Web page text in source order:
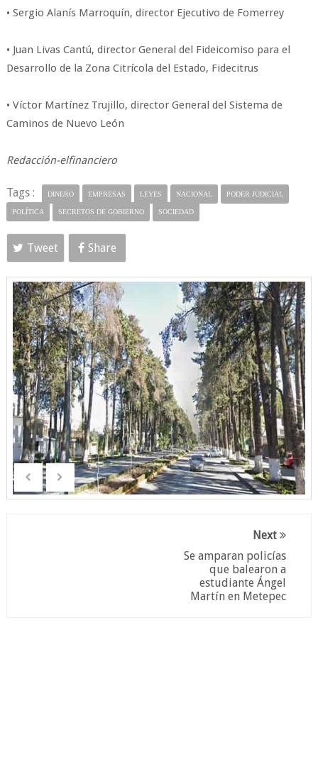
• Sergio Alanís Marroquín, director Ejecutivo de Fomerrey
• Juan Livas Cantú, director General del Fideicomiso para el
Desarrollo de la Zona Citrícola del Estado, Fidecitrus
• Víctor Martínez Trujillo, director General del Sistema de
Caminos de Nuevo León
Redacción-elfinanciero
Tags : DINERO EMPRESAS LEYES NACIONAL PODER JUDICIAL
POLÍTICA SECRETOS DE GOBIERNO SOCIEDAD
Tweet Share
Next
Se amparan policías
que balearon a
estudiante Ángel
Martín en Metepec